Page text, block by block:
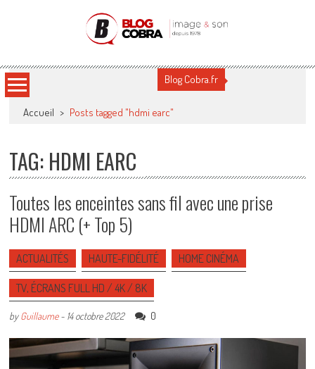
Blog Cobra
Blog Cobra.fr
Accueil > Posts tagged "hdmi earc"
TAG: HDMI EARC
Toutes les enceintes sans fil avec une prise
HDMI ARC (+ Top 5)
ACTUALITÉS HAUTE-FIDÉLITÉ HOME CINÉMA
TV, ÉCRANS FULL HD / 4K / 8K
byGuillaume- 14 octobre 2022 0